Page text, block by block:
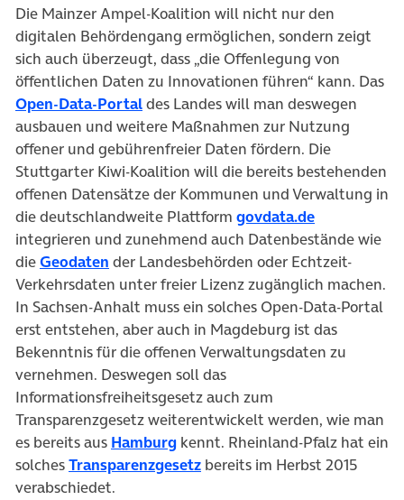
Die Mainzer Ampel-Koalition will nicht nur den
digitalen Behördengang ermöglichen, sondern zeigt
sich auch überzeugt, dass „die Offenlegung von
öffentlichen Daten zu Innovationen führen“ kann. Das
Open-Data-Portaldes Landes will man deswegen
ausbauen und weitere Maßnahmen zur Nutzung
offener und gebührenfreier Daten fördern. Die
Stuttgarter Kiwi-Koalition will die bereits bestehenden
offenen Datensätze der Kommunen und Verwaltung in
die deutschlandweite Plattform govdata.de
integrieren und zunehmend auch Datenbestände wie
dieGeodaten der Landesbehörden oder Echtzeit-
Verkehrsdaten unter freier Lizenz zugänglich machen.
In Sachsen-Anhalt muss ein solches Open-Data-Portal
erst entstehen, aber auch in Magdeburg ist das
Bekenntnis für die offenen Verwaltungsdaten zu
vernehmen. Deswegen soll das
Informationsfreiheitsgesetz auch zum
Transparenzgesetz weiterentwickelt werden, wie man
es bereits aus Hamburg kennt. Rheinland-Pfalz hat ein
solchesTransparenzgesetz bereits im Herbst 2015
verabschiedet.